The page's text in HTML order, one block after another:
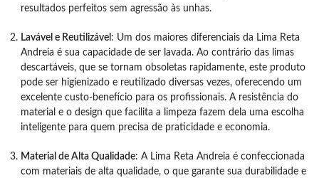
resultados perfeitos sem agressão às unhas.
Lavável e Reutilizável : Um dos maiores diferenciais da Lima Reta
Andreia é sua capacidade de ser lavada. Ao contrário das limas
descartáveis, que se tornam obsoletas rapidamente, este produto
pode ser higienizado e reutilizado diversas vezes, oferecendo um
excelente custo-benefício para os profissionais. A resistência do
material e o design que facilita a limpeza fazem dela uma escolha
inteligente para quem precisa de praticidade e economia.
Material de Alta Qualidade: A Lima Reta Andreia é confeccionada
com materiais de alta qualidade, o que garante sua durabilidade e